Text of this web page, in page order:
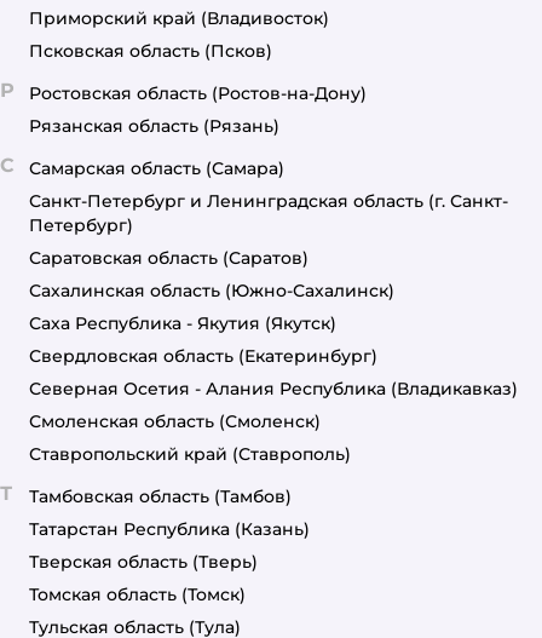
Приморский край (Владивосток)
Псковская область (Псков)
Р Ростовская область (Ростов-на-Дону)
Рязанская область (Рязань)
С Самарская область (Самара)
Санкт-Петербург и Ленинградская область (г. Санкт-
Петербург)
Саратовская область (Саратов)
Сахалинская область (Южно-Сахалинск)
Саха Республика - Якутия (Якутск)
Свердловская область (Екатеринбург)
Северная Осетия - Алания Республика (Владикавказ)
Смоленская область (Смоленск)
Ставропольский край (Ставрополь)
Т Тамбовская область (Тамбов)
Татарстан Республика (Казань)
Тверская область (Тверь)
Томская область (Томск)
Тульская область (Тула)